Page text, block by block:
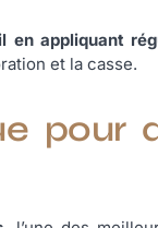
en appliquant
et la casse.
pour